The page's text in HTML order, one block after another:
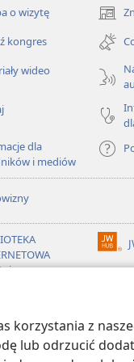
korzystania z
lub odrzucić
o wizytę
(opens
new
window)
kongres
wideo
dla
i mediów
(opens
new